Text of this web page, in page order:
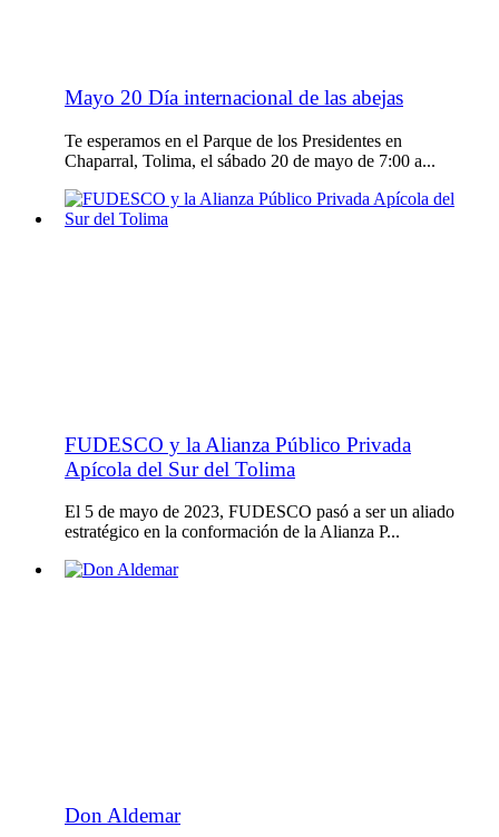
Mayo 20 Día internacional de las abejas
Te esperamos en el Parque de los Presidentes en
Chaparral, Tolima, el sábado 20 de mayo de 7:00 a...
FUDESCO y la Alianza Público Privada
Apícola del Sur del Tolima
El 5 de mayo de 2023, FUDESCO pasó a ser un aliado
estratégico en la conformación de la Alianza P...
Don Aldemar